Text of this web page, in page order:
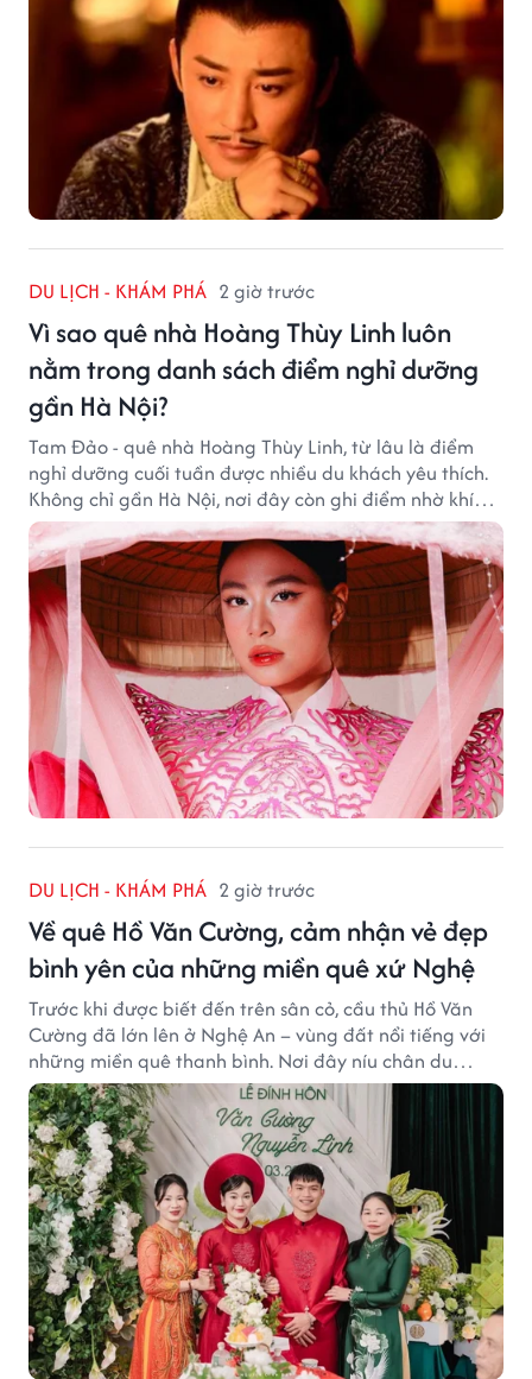
DU LỊCH - KHÁM PHÁ 2 giờ trước
Vì sao quê nhà Hoàng Thùy Linh luôn
nằm trong danh sách điểm nghỉ dưỡng
gần Hà Nội?
Tam Đảo - quê nhà Hoàng Thùy Linh, từ lâu là điểm
nghỉ dưỡng cuối tuần được nhiều du khách yêu thích.
Không chỉ gần Hà Nội, nơi đây còn ghi điểm nhờ khí
hậu mát mẻ, cảnh sắc thơ mộng và không gian yên
bình giữa núi rừng.
DU LỊCH - KHÁM PHÁ 2 giờ trước
Về quê Hồ Văn Cường, cảm nhận vẻ đẹp
bình yên của những miền quê xứ Nghệ
Trước khi được biết đến trên sân cỏ, cầu thủ Hồ Văn
Cường đã lớn lên ở Nghệ An – vùng đất nổi tiếng với
những miền quê thanh bình. Nơi đây níu chân du
khách bằng cánh đồng xanh, làng quê yên ả và nhịp
sống chậm đầy bình yên.